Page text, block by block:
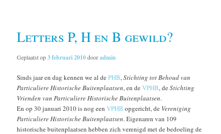
Letters P, H en B gewild?
Geplaatst op3 februari 2010dooradmin
Sinds jaar en dag kennen we al dePHB,Stichting tot Behoud van
Particuliere Historische Buitenplaatsen, en deVPHB, deStichting
Vrienden van Particuliere Historische Buitenplaatsen.
En op 30 januari 2010 is nog eenVPHB opgericht, de Vereniging
Particuliere Historische Buitenplaatsen. Eigenaren van 109
historische buitenplaatsen hebben zich verenigd met de bedoeling de